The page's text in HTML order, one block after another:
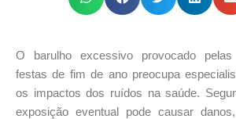
O barulho excessivo provocado
festas de fim de ano preocupa
os impactos dos ruídos na saúde.
exposição eventual pode causar